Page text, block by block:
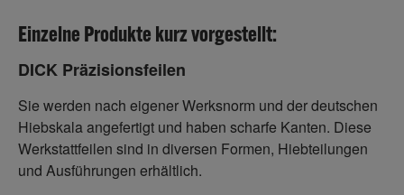
Einzelne Produkte kurz vorgestellt:
DICK Präzisionsfeilen
Sie werden nach eigener Werksnorm und der deutschen
Hiebskala angefertigt und haben scharfe Kanten. Diese
Werkstattfeilen sind in diversen Formen, Hiebteilungen
und Ausführungen erhältlich.